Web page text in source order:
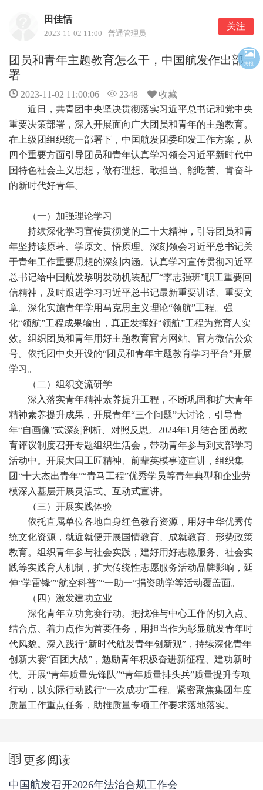
田佳恬
2023-11-02 11:00 - 普通管理员
关注
团员和青年主题教育怎么干，中国航发作出部
署
2023-11-02 11:00:06 2348
收藏
近日，共青团中央坚决贯彻落实习近平总书记和党中央
重要决策部署，深入开展面向广大团员和青年的主题教育。
在上级团组织统一部署下，中国航发团委印发工作方案，从
四个重要方面引导团员和青年认真学习领会习近平新时代中
国特色社会主义思想，做有理想、敢担当、能吃苦、肯奋斗
的新时代好青年。
（一）加强理论学习
持续深化学习宣传贯彻党的二十大精神，引导团员和青
年坚持读原著、学原文、悟原理。深刻领会习近平总书记关
于青年工作重要思想的深刻内涵。认真学习宣传贯彻习近平
总书记给中国航发黎明发动机装配厂“李志强班”职工重要回
信精神，及时跟进学习习近平总书记最新重要讲话、重要文
章。深化实施青年学用马克思主义理论“领航”工程。强
化“领航”工程成果输出，真正发挥好“领航”工程为党育人实
效。组织团员和青年用好主题教育官方网站、官方微信公众
号。依托团中央开设的“团员和青年主题教育学习平台”开展
学习。
（二）组织交流研学
深入落实青年精神素养提升工程，不断巩固和扩大青年
精神素养提升成果，开展青年“三个问题”大讨论，引导青
年“自画像”式深刻剖析、对照反思。2024年1月结合团员教
育评议制度召开专题组织生活会，带动青年参与到支部学习
活动中。开展大国工匠精神、前辈英模事迹宣讲，组织集
团“十大杰出青年”“青马工程”优秀学员等青年典型和企业劳
模深入基层开展灵活式、互动式宣讲。
（三）开展实践体验
依托直属单位各地自身红色教育资源，用好中华优秀传
统文化资源，就近就便开展国情教育、成就教育、形势政策
教育。组织青年参与社会实践，建好用好志愿服务、社会实
践等实践育人机制，扩大传统性志愿服务活动品牌影响，延
伸“学雷锋”“航空科普”“一助一”捐资助学等活动覆盖面。
（四）激发建功立业
深化青年立功竞赛行动。把找准与中心工作的切入点、
结合点、着力点作为首要任务，用担当作为彰显航发青年时
代风貌。深入践行“新时代航发青年创新观”，持续深化青年
创新大赛“百团大战”，勉励青年积极奋进新征程、建功新时
代。开展“青年质量先锋队”“青年质量排头兵”质量提升专项
行动，以实际行动践行“一次成功”工程。紧密聚焦集团年度
质量工作重点任务，助推质量专项工作要求落地落实。
更多阅读
中国航发召开2026年法治合规工作会
海报